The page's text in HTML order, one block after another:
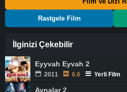
Rastgele Film
İlginizi Çekebilir
Eyyvah Eyvah 2
2011 6.6 Yerli Film
Aynalar 2